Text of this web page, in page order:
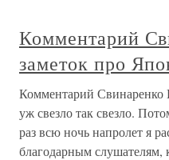
Комментарий
заметок про
Комментарий
уж свезло так свезло.
раз всю ночь напролет я
благодарным слушателям,